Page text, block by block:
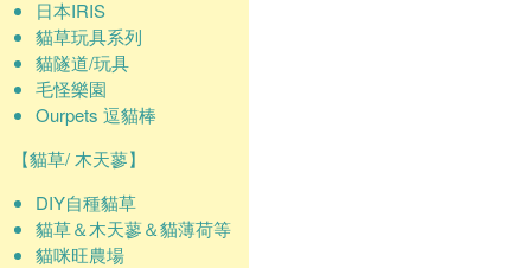
日本IRIS
貓草玩具系列
貓隧道/玩具
毛怪樂園
Ourpets 逗貓棒
【貓草/ 木天蓼】
DIY自種貓草
貓草＆木天蓼＆貓薄荷等
貓咪旺農場